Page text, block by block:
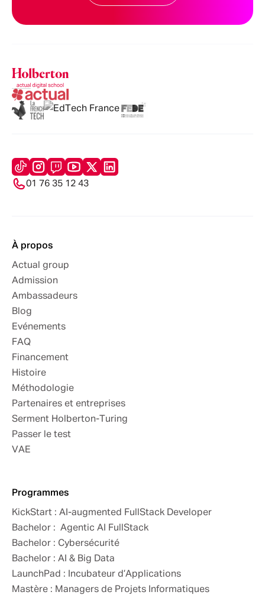
01 76 35 12 43
À propos
Actual group
Admission
Ambassadeurs
Blog
Evénements
FAQ
Financement
Histoire
Méthodologie
Partenaires et entreprises
Serment Holberton-Turing
Passer le test
VAE
Programmes
KickStart : AI-augmented FullStack Developer
Bachelor : Agentic AI FullStack
Bachelor : Cybersécurité
Bachelor : AI & Big Data
LaunchPad : Incubateur d’Applications
Mastère : Managers de Projets Informatiques